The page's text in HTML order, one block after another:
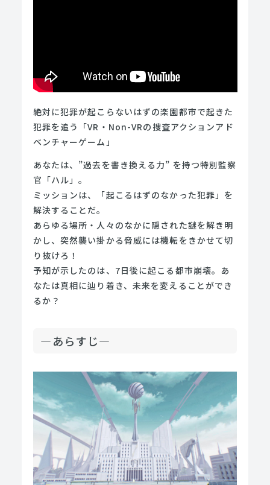
絶対に犯罪が起こらないはずの楽園都市で起きた
犯罪を追う「VR・Non-VRの捜査アクションアド
ベンチャーゲーム」
あなたは、”過去を書き換える力” を持つ特別監察
官「ハル」。
ミッションは、「起こるはずのなかった犯罪」を
解決することだ。
あらゆる場所・人々のなかに隠された謎を解き明
かし、突然襲い掛かる脅威には機転をきかせて切
り抜けろ！
予知が示したのは、7日後に起こる都市崩壊。あ
なたは真相に辿り着き、未来を変えることができ
るか？
—あらすじ—